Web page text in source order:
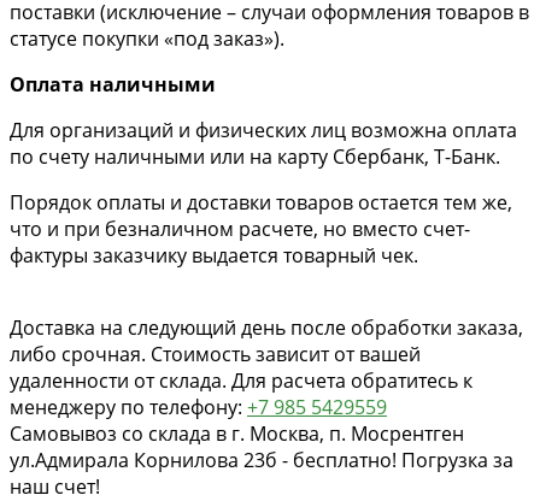
поставки (исключение – случаи оформления товаров в
статусе покупки «под заказ»).
Оплата наличными
Для организаций и физических лиц возможна оплата
по счету наличными или на карту Сбербанк, Т-Банк.
Порядок оплаты и доставки товаров остается тем же,
что и при безналичном расчете, но вместо счет-
фактуры заказчику выдается товарный чек.
Доставка на следующий день после обработки заказа,
либо срочная. Стоимость зависит от вашей
удаленности от склада. Для расчета обратитесь к
менеджеру по телефону: +7 985 5429559
Самовывоз со склада в г. Москва, п. Мосрентген
ул.Адмирала Корнилова 23б - бесплатно! Погрузка за
наш счет!